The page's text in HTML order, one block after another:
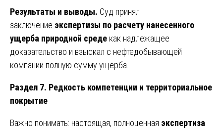
Результаты и выводы. Суд принял
заключение экспертизы по расчету нанесенного
ущерба природной среде как надлежащее
доказательство и взыскал с нефтедобывающей
компании полную сумму ущерба.
Раздел 7. Редкость компетенции и территориальное
покрытие
Важно понимать: настоящая, полноценная экспертиза